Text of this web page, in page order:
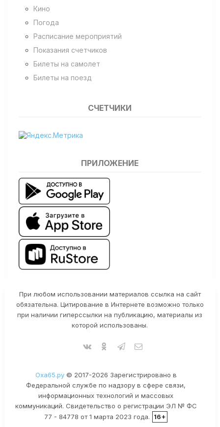
Кино
Погода
Расписание мероприятий
Показания счетчиков
Билеты на самолет
Билеты на поезд
СЧЕТЧИКИ
ПРИЛОЖЕНИЕ
При любом использовании материалов ссылка на сайт
обязательна. Цитирование в Интернете возможно только
при наличии гиперссылки на публикацию, материалы из
которой использованы.
Оха65.ру© 2017-2026 Зарегистрировано в
Федеральной службе по надзору в сфере связи,
информационных технологий и массовых
коммуникаций. Свидетельство о регистрации ЭЛ № ФС
77 - 84778 от 1 марта 2023 года.
16+